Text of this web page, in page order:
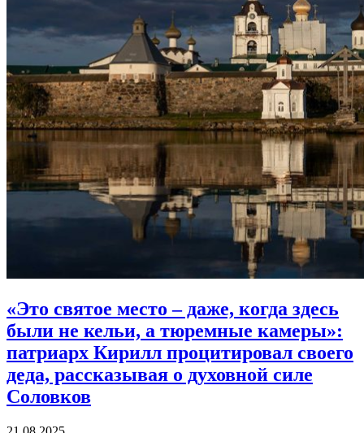
«Это святое место – даже, когда здесь
были не кельи, а тюремные камеры»:
патриарх Кирилл процитировал своего
деда, рассказывая о духовной силе
Соловков